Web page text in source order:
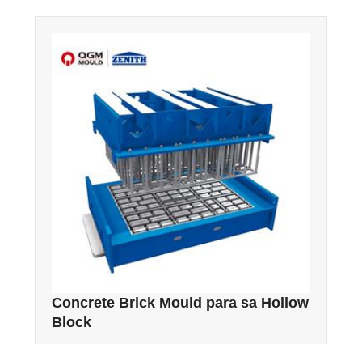
Concrete Brick Mould para sa Hollow
Block